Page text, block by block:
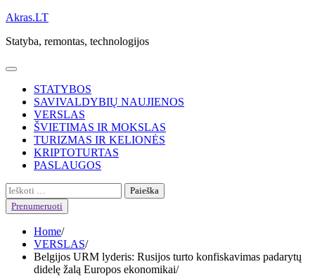
Skip
content
Akras.LT
Statyba, remontas, technologijos
STATYBOS
SAVIVALDYBIŲ NAUJIENOS
VERSLAS
ŠVIETIMAS IR MOKSLAS
TURIZMAS IR KELIONĖS
KRIPTOTURTAS
PASLAUGOS
Ieškoti:
Prenumeruoti
Home
VERSLAS
Belgijos URM lyderis: Rusijos turto konfiskavimas padarytų
didelę žalą Europos ekonomikai